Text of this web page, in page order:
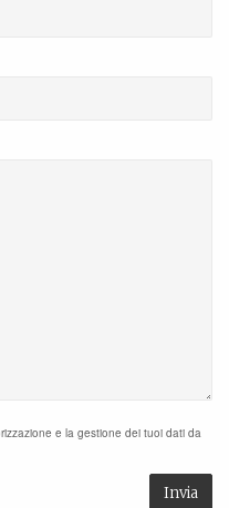
e la gestione dei tuoi dati da